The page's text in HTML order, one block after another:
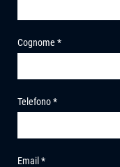
Cognome *
Telefono *
Email *